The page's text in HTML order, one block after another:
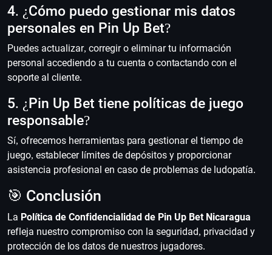
4. ¿Cómo puedo gestionar mis datos
personales en Pin Up Bet?
Puedes actualizar, corregir o eliminar tu información
personal accediendo a tu cuenta o contactando con el
soporte al cliente.
5. ¿Pin Up Bet tiene políticas de juego
responsable?
Sí, ofrecemos herramientas para gestionar el tiempo de
juego, establecer límites de depósitos y proporcionar
asistencia profesional en caso de problemas de ludopatía.
🎯 Conclusión
La Política de Confidencialidad de Pin Up Bet Nicaragua
refleja nuestro compromiso con la seguridad, privacidad y
protección de los datos de nuestros jugadores.